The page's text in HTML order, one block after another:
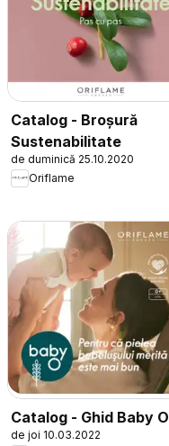
Catalog - Broșură
Sustenabilitate
de duminică 25.10.2020
Oriflame
Catalog - Ghid Baby O
de joi 10.03.2022